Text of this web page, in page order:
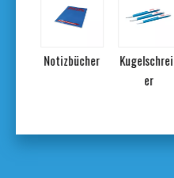
Notizbücher
er